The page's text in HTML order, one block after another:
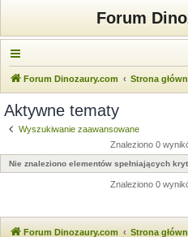
Forum
Forum Dinozaury.com Strona
Aktywne tematy
Wyszukiwanie zaawansowane
Znaleziono 0
Nie znaleziono elementów spełniających
Znaleziono 0
Forum Dinozaury.com Strona